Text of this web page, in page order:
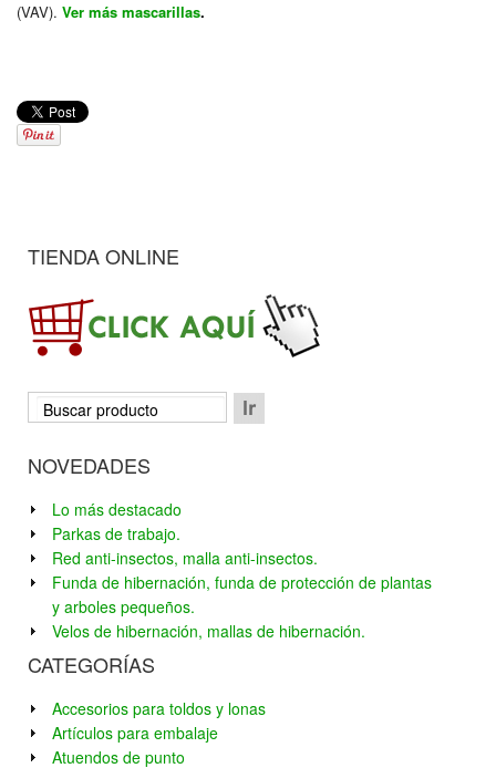
(VAV). Ver más mascarillas.
TIENDA ONLINE
NOVEDADES
Lo más destacado
Parkas de trabajo.
Red anti-insectos, malla anti-insectos.
Funda de hibernación, funda de protección de plantas
y arboles pequeños.
Velos de hibernación, mallas de hibernación.
CATEGORÍAS
Accesorios para toldos y lonas
Artículos para embalaje
Atuendos de punto